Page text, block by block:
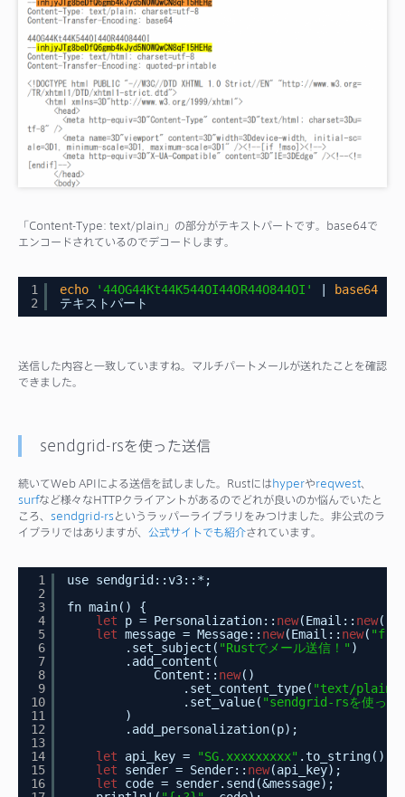
「Content-Type: text/plain」の部分がテキストパートです。base64で
エンコードされているのでデコードします。
1
2
echo '44OG44Kt44K544OI44OR44O844OI' base64
テキストパート
送信した内容と一致していますね。マルチパートメールが送れたことを確認
できました。
sendgrid-rsを使った送信
続いてWeb APIによる送信を試しました。Rustにはhyperやreqwest、
surfなど様々なHTTPクライアントがあるのでどれが良いのか悩んでいたと
ころ、 sendgrid-rsというラッパーライブラリをみつけました。非公式のラ
イブラリではありますが、 公式サイトでも紹介されています。
1
2
3
4
5
6
7
8
9
10
11
12
13
14
15
16
use sendgrid::v3::*;
fn main() {
let
p = Personalization:: new(Email:: new(
let message = Message:: new(Email:: new(
.set_subject( "Rustでメール送信！" )
.add_content(
Content:: new()
.set_content_type( "text/plain"
.set_value( "sendgrid-rsを使って
)
.add_personalization(p);
let
api_key = "SG.xxxxxxxxx" .to_string();
let
sender = Sender:: new(api_key);
let
code = sender.send(&message);